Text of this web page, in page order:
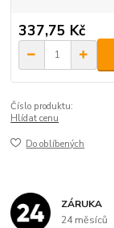
337,75 Kč
Číslo produktu:
Hlídat cenu
Do oblíbených
ZÁRUKA
24 měsíců